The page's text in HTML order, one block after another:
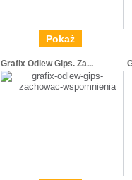
Pokaż
Grafix Odlew Gips. Za...